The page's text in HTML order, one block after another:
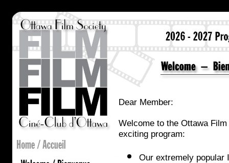
Dear Member:
Welcome to the Ottawa Film
exciting program:
Our extremely